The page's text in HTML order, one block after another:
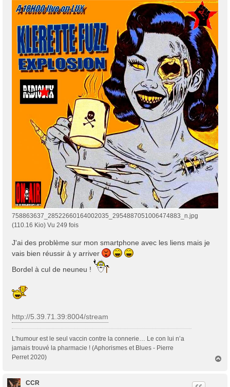
s
a
e
758863637_28522660164002035_2954887051006474883_n.jpg
(110.16 Kio) Vu 249 fois
J'ai des problème sur mon smartphone avec les liens mais je
vais bien réussir à y arriver
Bordel à cul de neuneu !
http://5.39.71.39:8004/stream
L'humour est le seul vaccin contre la connerie… Le con lui n’a
jamais trouvé la pharmacie ! (Aphorismes et Blues - Pierre
Perret 2020)
CCR